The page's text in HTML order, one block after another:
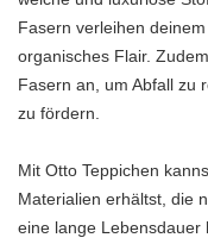
Fasern verleihen
organisches Flair.
Fasern an, um Abfall zu
zu fördern.
Mit Otto Teppichen
Materialien erhältst, die
eine lange Lebensdauer